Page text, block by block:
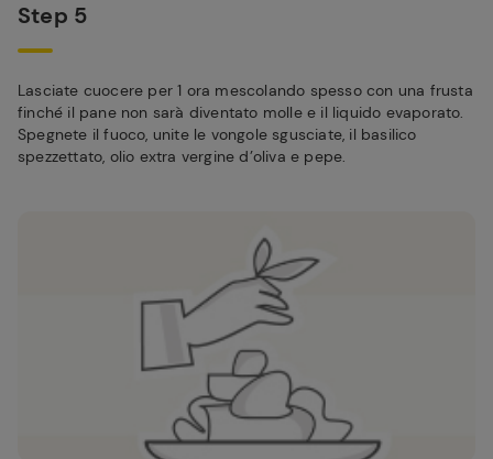
Step 5
Lasciate cuocere per 1 ora mescolando spesso con una frusta
finché il pane non sarà diventato molle e il liquido evaporato.
Spegnete il fuoco, unite le vongole sgusciate, il basilico
spezzettato, olio extra vergine d’oliva e pepe.